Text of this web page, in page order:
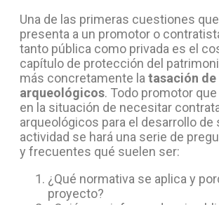
Una de las primeras cuestiones
presenta a un promotor o
tanto pública como privada es el
capítulo de protección del
más concretamente la tasación
arqueológicos. Todo promotor
en la situación de necesitar
arqueológicos para el desarrollo de
actividad se hará una serie de
y frecuentes qué suelen ser:
¿Qué normativa se aplica y
proyecto?